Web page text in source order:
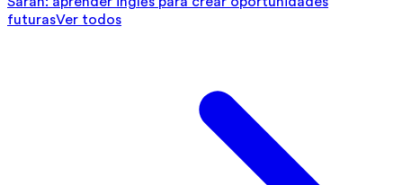
futurasVer todos